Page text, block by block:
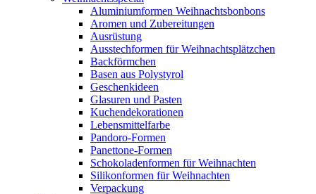
Aluminiumformen Weihnachtsbonbons
Aromen und Zubereitungen
Ausrüstung
Ausstechformen für Weihnachtsplätzchen
Backförmchen
Basen aus Polystyrol
Geschenkideen
Glasuren und Pasten
Kuchendekorationen
Lebensmittelfarbe
Pandoro-Formen
Panettone-Formen
Schokoladenformen für Weihnachten
Silikonformen für Weihnachten
Verpackung